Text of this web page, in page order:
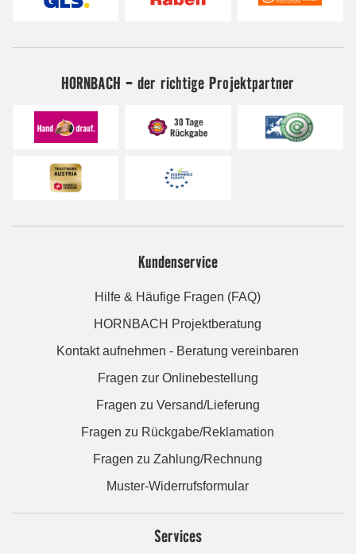
HORNBACH - der richtige Projektpartner
Kundenservice
Hilfe & Häufige Fragen (FAQ)
HORNBACH Projektberatung
Kontakt aufnehmen - Beratung vereinbaren
Fragen zur Onlinebestellung
Fragen zu Versand/Lieferung
Fragen zu Rückgabe/Reklamation
Fragen zu Zahlung/Rechnung
Muster-Widerrufsformular
Services